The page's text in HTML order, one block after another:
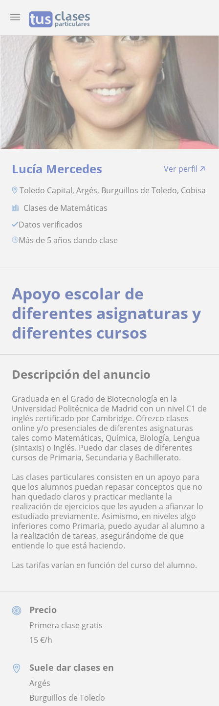
Lucía Mercedes
Ver perfil
Toledo Capital, Argés, Burguillos de Toledo, Cobisa
Clases de Matemáticas
Datos verificados
más de 5 años dando clase
Precio
Primera clase gratis
15€/h
Suele dar clases en
Argés
Burguillos de Toledo
Apoyo escolar de
diferentes asignaturas y
diferentes cursos
Descripción del anuncio
Graduada en el Grado de Biotecnología en la
Universidad Politécnica de Madrid con un nivel C1 de
inglés certificado por Cambridge. Ofrezco clases
online y/o presenciales de diferentes asignaturas
tales como Matemáticas, Química, Biología, Lengua
(sintaxis) o Inglés. Puedo dar clases de diferentes
cursos de Primaria, Secundaria y Bachillerato.
Las clases particulares consisten en un apoyo para
que los alumnos puedan repasar conceptos que no
han quedado claros y practicar mediante la
realización de ejercicios que les ayuden a afianzar lo
estudiado previamente. Asimismo, en niveles algo
inferiores como Primaria, puedo ayudar al alumno a
la realización de tareas, asegurándome de que
entiende lo que está haciendo.
Las tarifas varían en función del curso del alumno.